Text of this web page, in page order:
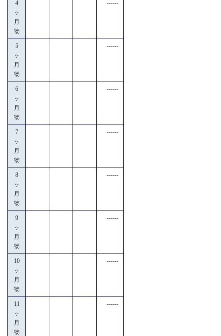
4
ヶ
月
物
------
5
ヶ
月
物
------
6
ヶ
月
物
------
7
ヶ
月
物
------
8
ヶ
月
物
------
9
ヶ
月
物
------
10
ヶ
月
物
------
11
ヶ
月
物
------